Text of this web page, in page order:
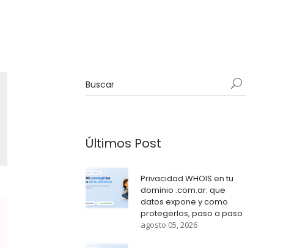
Últimos Post
Privacidad WHOIS en tu
dominio .com.ar: que
datos expone y como
protegerlos, paso a paso
agosto 05, 2026